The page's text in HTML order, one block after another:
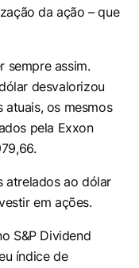
da ação – que
sempre assim.
desvalorizou
atuais, os mesmos
pela Exxon
atrelados ao dólar
em ações.
S&P Dividend
índice de